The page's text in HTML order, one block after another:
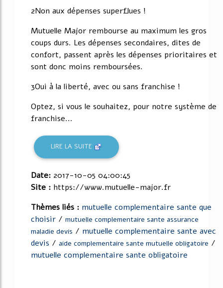
2Non aux dépenses superflues !
Mutuelle Major rembourse au maximum les gros
coups durs. Les dépenses secondaires, dites de
confort, passent après les dépenses prioritaires et
sont donc moins remboursées.
3Oui à la liberté, avec ou sans franchise !
Optez, si vous le souhaitez, pour notre système de
franchise...
LIRE LA SUITE
Date: 2017-10-05 04:00:45
Site : https://www.mutuelle-major.fr
Thèmes liés : mutuelle complementaire sante que
choisir / mutuelle complementaire sante assurance
maladie devis / mutuelle complementaire sante avec
devis / aide complementaire sante mutuelle obligatoire /
mutuelle complementaire sante obligatoire